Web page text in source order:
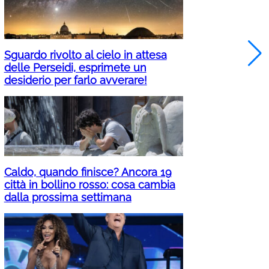
Sguardo rivolto al cielo in attesa
delle Perseidi, esprimete un
desiderio per farlo avverare!
Caldo, quando finisce? Ancora 19
città in bollino rosso: cosa cambia
dalla prossima settimana